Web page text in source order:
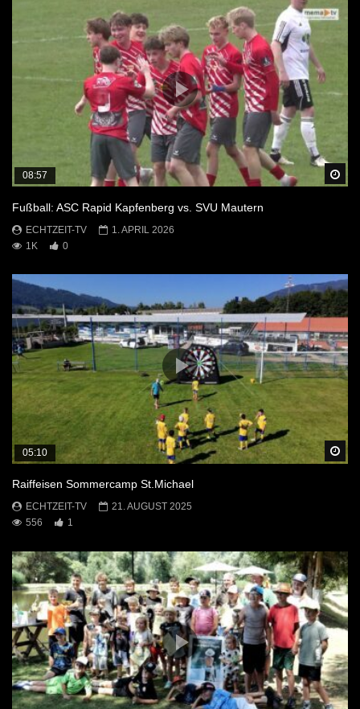
08:57
Fußball: ASC Rapid Kapfenberg vs. SVU Mautern
ECHTZEIT-TV
1. APRIL 2026
1K
0
05:10
Raiffeisen Sommercamp St.Michael
ECHTZEIT-TV
21. AUGUST 2025
556
1